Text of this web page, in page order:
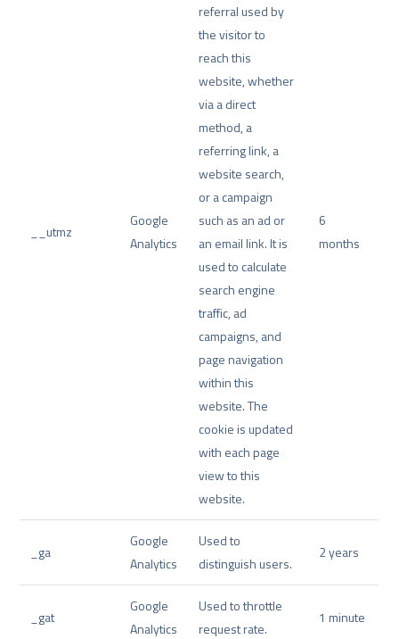
__utmz
Google
Analytics
referral used by
the visitor to
reach this
website, whether
via a direct
method, a
referring link, a
website search,
or a campaign
such as an ad or
an email link. It is
used to calculate
search engine
traffic, ad
campaigns, and
page navigation
within this
website. The
cookie is updated
with each page
view to this
website.
6
months
_ga
Google
Analytics
Used to
distinguish users.
2 years
_gat
Google
Analytics
Used to throttle
request rate.
1 minute